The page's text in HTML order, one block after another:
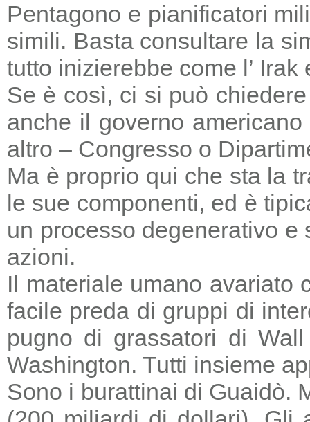
Pentagono e pianificatori
simili. Basta consultare la
tutto inizierebbe come l’
Se è così, ci si può
anche il governo
altro – Congresso o
Ma è proprio qui che sta la
le sue componenti, ed è
un processo degenerativo
azioni.
Il materiale umano avariato
facile preda di gruppi di
pugno di grassatori di
Washington. Tutti insieme
Sono i burattinai di Guaidò.